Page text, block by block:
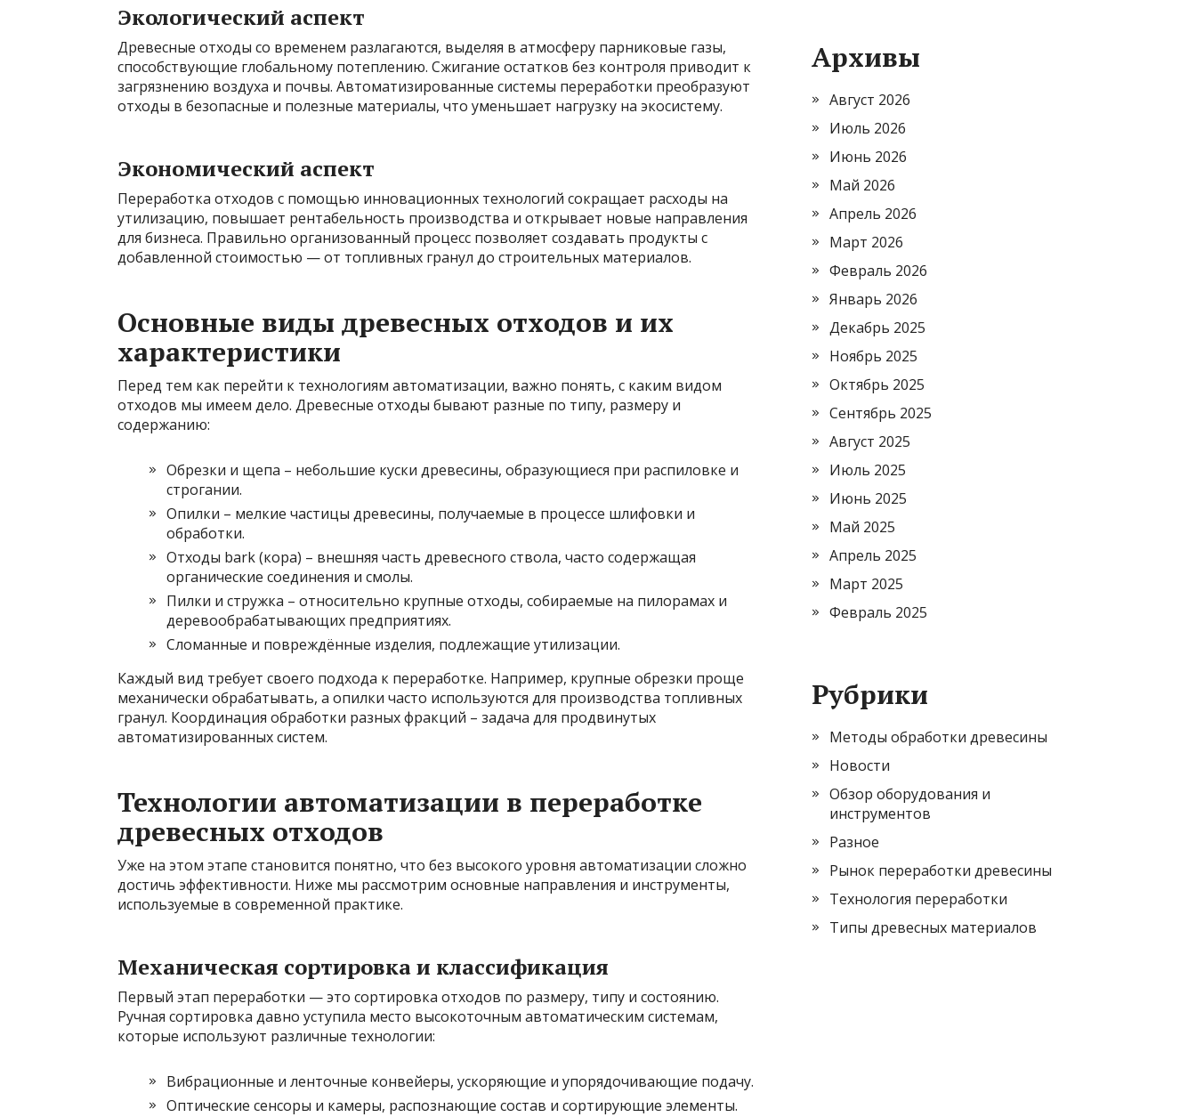
Экологический аспект
Древесные отходы со временем разлагаются, выделяя в атмосферу парниковые газы,
способствующие глобальному потеплению. Сжигание остатков без контроля приводит к
загрязнению воздуха и почвы. Автоматизированные системы переработки преобразуют
отходы в безопасные и полезные материалы, что уменьшает нагрузку на экосистему.
Экономический аспект
Переработка отходов с помощью инновационных технологий сокращает расходы на
утилизацию, повышает рентабельность производства и открывает новые направления
для бизнеса. Правильно организованный процесс позволяет создавать продукты с
добавленной стоимостью — от топливных гранул до строительных материалов.
Основные виды древесных отходов и их
характеристики
Перед тем как перейти к технологиям автоматизации, важно понять, с каким видом
отходов мы имеем дело. Древесные отходы бывают разные по типу, размеру и
содержанию:
Обрезки и щепа – небольшие куски древесины, образующиеся при распиловке и
строгании.
Опилки – мелкие частицы древесины, получаемые в процессе шлифовки и
обработки.
Отходы bark (кора) – внешняя часть древесного ствола, часто содержащая
органические соединения и смолы.
Пилки и стружка – относительно крупные отходы, собираемые на пилорамах и
деревообрабатывающих предприятиях.
Сломанные и повреждённые изделия, подлежащие утилизации.
Каждый вид требует своего подхода к переработке. Например, крупные обрезки проще
механически обрабатывать, а опилки часто используются для производства топливных
гранул. Координация обработки разных фракций – задача для продвинутых
автоматизированных систем.
Технологии автоматизации в переработке
древесных отходов
Уже на этом этапе становится понятно, что без высокого уровня автоматизации сложно
достичь эффективности. Ниже мы рассмотрим основные направления и инструменты,
используемые в современной практике.
Механическая сортировка и классификация
Первый этап переработки — это сортировка отходов по размеру, типу и состоянию.
Ручная сортировка давно уступила место высокоточным автоматическим системам,
которые используют различные технологии:
Вибрационные и ленточные конвейеры, ускоряющие и упорядочивающие подачу.
Оптические сенсоры и камеры, распознающие состав и сортирующие элементы.
Архивы
Август 2026
Июль 2026
Июнь 2026
Май 2026
Апрель 2026
Март 2026
Февраль 2026
Январь 2026
Декабрь 2025
Ноябрь 2025
Октябрь 2025
Сентябрь 2025
Август 2025
Июль 2025
Июнь 2025
Май 2025
Апрель 2025
Март 2025
Февраль 2025
Рубрики
Методы обработки древесины
Новости
Обзор оборудования и
инструментов
Разное
Рынок переработки древесины
Технология переработки
Типы древесных материалов